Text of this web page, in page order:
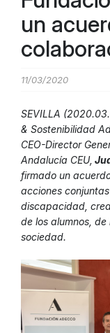
un
11/03/2020
SEVILLA
& Sostenibilidad
CEO-Director
Andalucía CEU,
firmado un
acciones
discapacidad,
de los alumnos,
sociedad.